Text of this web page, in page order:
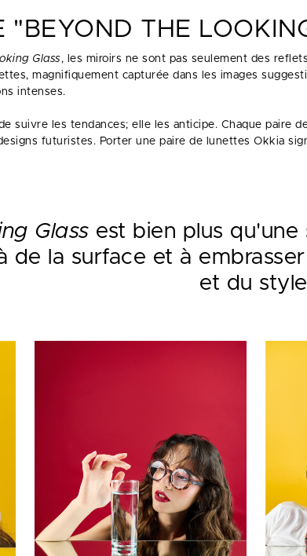
"BEYOND THE
Glass, les miroirs ne sont pas seulement des
magnifiquement capturée dans les images
intenses.
suivre les tendances; elle les anticipe. Chaque paire
futuristes. Porter une paire de lunettes Okkia
Glass est bien plus
de la surface et à
et du